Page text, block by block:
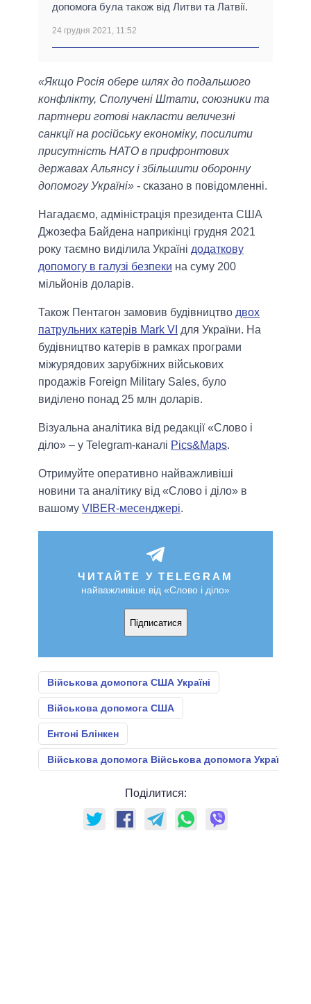
допомога була також від Литви та Латвії.
24 грудня 2021, 11:52
«Якщо Росія обере шлях до подальшого
конфлікту, Сполучені Штати, союзники та
партнери готові накласти величезні
санкції на російську економіку, посилити
присутність НАТО в прифронтових
державах Альянсу і збільшити оборонну
допомогу Україні» - сказано в повідомленні.
Нагадаємо, адміністрація президента США
Джозефа Байдена наприкінці грудня 2021
року таємно виділила Україні додаткову
допомогу в галузі безпеки на суму 200
мільйонів доларів.
Також Пентагон замовив будівництво двох
патрульних катерів Mark VI для України. На
будівництво катерів в рамках програми
міжурядових зарубіжних військових
продажів Foreign Military Sales, було
виділено понад 25 млн доларів.
Візуальна аналітика від редакції «Слово і
діло» – у Telegram-каналі Pics&Maps.
Отримуйте оперативно найважливіші
новини та аналітику від «Слово і діло» в
вашому VIBER-месенджері.
ЧИТАЙТЕ У TELEGRAM
найважливіше від «Слово і діло»
Підписатися
Військова домопога США Україні
Військова допомога США
Ентоні Блінкен
Військова допомога Військова допомога Україні
Поділитися: